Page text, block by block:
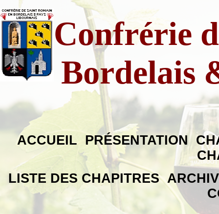
Confrérie
Bordelais
ACCUEIL PRÉSENTATION
LISTE DES CHAPITRES